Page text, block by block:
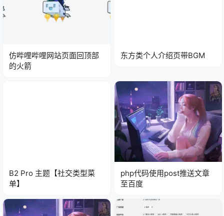
仿哔哩哔哩网站页面回顶部
的火箭
东方类个人介绍页带BGM
B2 Pro 主题【社交类型菜
单】
php代码使用post推送文章
至百度